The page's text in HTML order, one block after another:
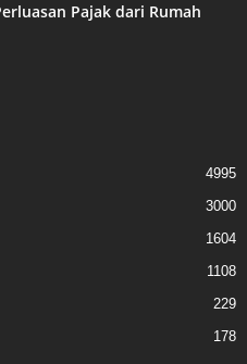
Pajak dari Rumah
4995
3000
1604
1108
229
178